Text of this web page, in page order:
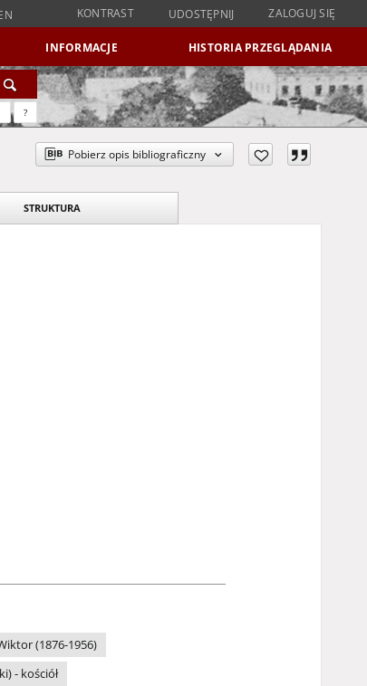
KONTRAST UDOSTĘPNIJ ZALOGUJ SIĘ
INFORMACJE HISTORIA PRZEGLĄDANIA
?
Pobierz opis bibliograficzny
STRUKTURA
(1876-1956)
- kościół